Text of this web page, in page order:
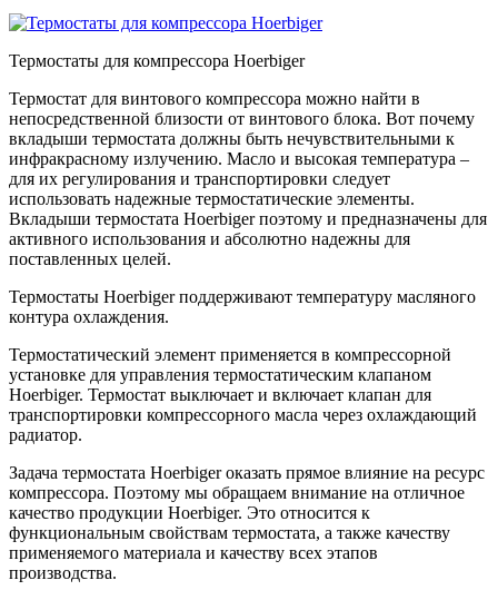
Термостаты для компрессора Hoerbiger
Термостат для винтового компрессора можно найти в
непосредственной близости от винтового блока. Вот почему
вкладыши термостата должны быть нечувствительными к
инфракрасному излучению. Масло и высокая температура –
для их регулирования и транспортировки следует
использовать надежные термостатические элементы.
Вкладыши термостата Hoerbiger поэтому и предназначены для
активного использования и абсолютно надежны для
поставленных целей.
Термостаты Hoerbiger поддерживают температуру масляного
контура охлаждения.
Термостатический элемент применяется в компрессорной
установке для управления термостатическим клапаном
Hoerbiger. Термостат выключает и включает клапан для
транспортировки компрессорного масла через охлаждающий
радиатор.
Задача термостата Hoerbiger оказать прямое влияние на ресурс
компрессора. Поэтому мы обращаем внимание на отличное
качество продукции Hoerbiger. Это относится к
функциональным свойствам термостата, а также качеству
применяемого материала и качеству всех этапов
производства.